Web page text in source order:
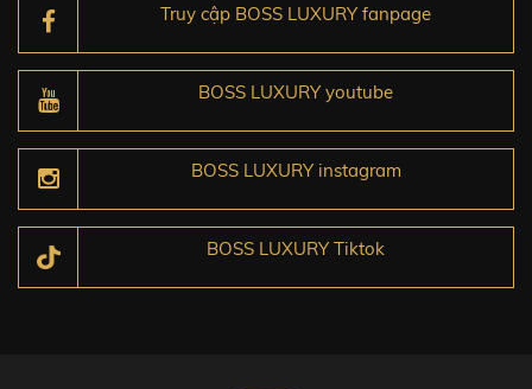
Truy cập BOSS LUXURY fanpage
BOSS LUXURY youtube
BOSS LUXURY instagram
BOSS LUXURY Tiktok